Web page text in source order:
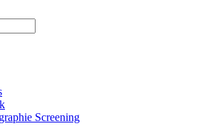
Screening